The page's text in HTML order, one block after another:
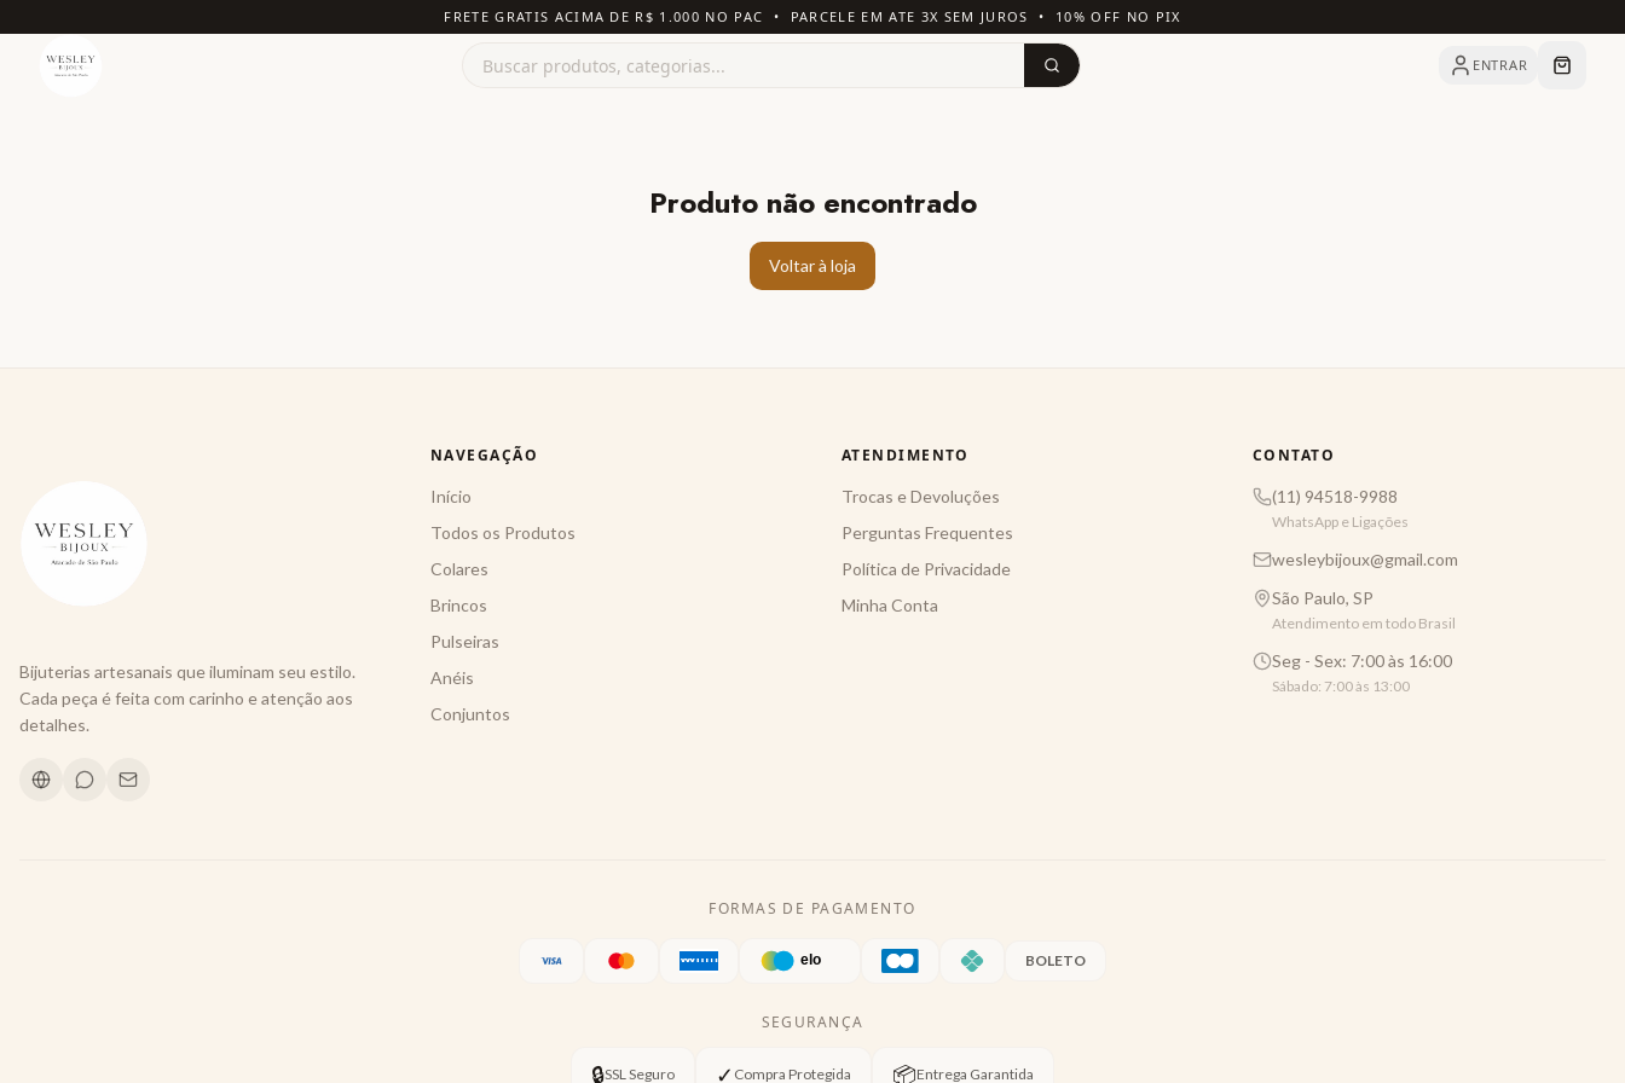
FRETE GRATIS ACIMA DE R$ 1.000 NO PAC • PARCELE EM ATE 3X SEM JUROS • 10% OFF NO PIX
ENTRAR
Produto não encontrado
Voltar à loja
Bijuterias artesanais que iluminam seu estilo.
Cada peça é feita com carinho e atenção aos
detalhes.
NAVEGAÇÃO
Início
Todos os Produtos
Colares
Brincos
Pulseiras
Anéis
Conjuntos
ATENDIMENTO
Trocas e Devoluções
Perguntas Frequentes
Política de Privacidade
Minha Conta
CONTATO
(11) 94518-9988
WhatsApp e Ligações
wesleybijoux@gmail.com
São Paulo, SP
Atendimento em todo Brasil
Seg - Sex: 7:00 às 16:00
Sábado: 7:00 às 13:00
FORMAS DE PAGAMENTO
BOLETO
SEGURANÇA
🔒SSL Seguro ✓ Compra Protegida 📦Entrega Garantida